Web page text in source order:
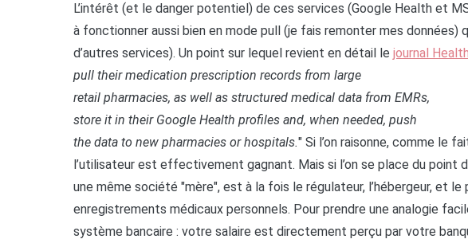
L’intérêt (et le danger potentiel) de ces services (Google Health et
à fonctionner aussi bien en mode pull (je fais remonter mes données)
d’autres services). Un point sur lequel revient en détail le journal
pull their medication prescription records from large
retail pharmacies, as well as structured medical data from EMRs,
store it in their Google Health profiles and, when needed, push
the data to new pharmacies or hospitals." Si l’on raisonne, comme le
l’utilisateur est effectivement gagnant. Mais si l’on se place du point
une même société "mère", est à la fois le régulateur, l’hébergeur, et
enregistrements médicaux personnels. Pour prendre une analogie
système bancaire : votre salaire est directement perçu par votre